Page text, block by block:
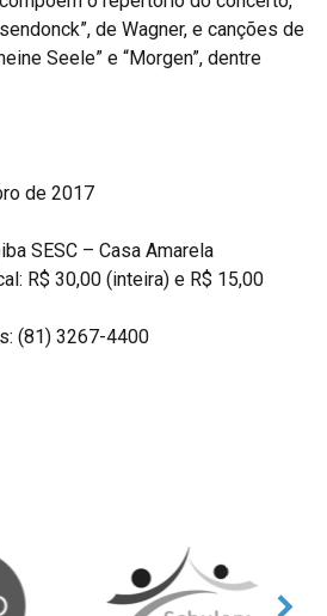
de Wagner, e canções de
Seele” e “Morgen”, dentre
de 2017
SESC – Casa Amarela
R$ 30,00 (inteira) e R$ 15,00
(81) 3267-4400